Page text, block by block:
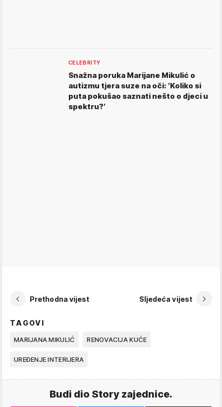
CELEBRITY
Snažna poruka Marijane Mikulić o
autizmu tjera suze na oči: 'Koliko si
puta pokušao saznati nešto o djeci u
spektru?'
Prethodna vijest Sljedeća vijest
TAGOVI
MARIJANA MIKULIĆ RENOVACIJA KUĆE
UREĐENJE INTERIJERA
Budi dio Story zajednice.